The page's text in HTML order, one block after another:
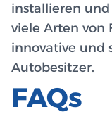
installieren
viele Arten von
innovative und
Autobesitzer.
FAQs